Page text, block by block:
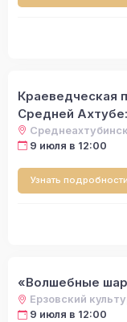
Краеведческая
Средней
9 июля в 12:00
Узнать подробности
«Волшебные
Ерзовский
9 июля в 12:00